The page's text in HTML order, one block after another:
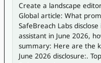
Create a landscape
Global article: What
SafeBreach Labs
assistant in June 2026,
summary: Here are the
June 2026 disclosure:.